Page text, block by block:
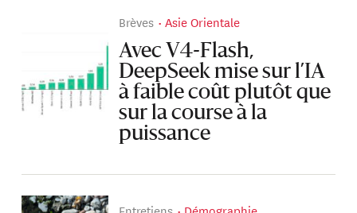
Brèves Asie Orientale
Avec V4-Flash,
DeepSeek mise sur l’IA
à faible coût plutôt que
sur la course à la
puissance